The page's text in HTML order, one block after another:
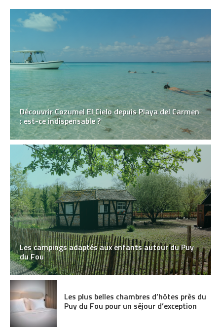
Découvrir Cozumel El Cielo depuis Playa del Carmen
: est-ce indispensable ?
Les campings adaptés aux enfants autour du Puy
du Fou
Les plus belles chambres d’hôtes près du
Puy du Fou pour un séjour d’exception